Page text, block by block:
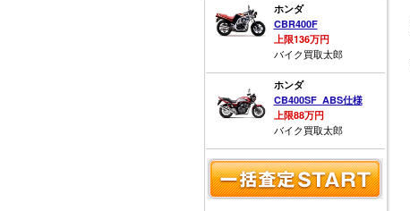
ホンダ
CBR400F
上限136万円
バイク買取太郎
ホンダ
CB400SF_ABS仕様
上限88万円
バイク買取太郎